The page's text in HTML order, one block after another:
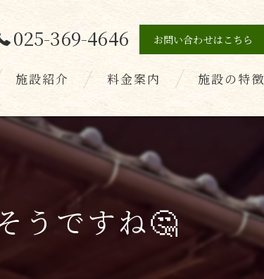
025-369-4646 お問い合わせはこちら
施設紹介
スタッフ
料金案内 施設の特徴
美容
デトックス
うですね🤔